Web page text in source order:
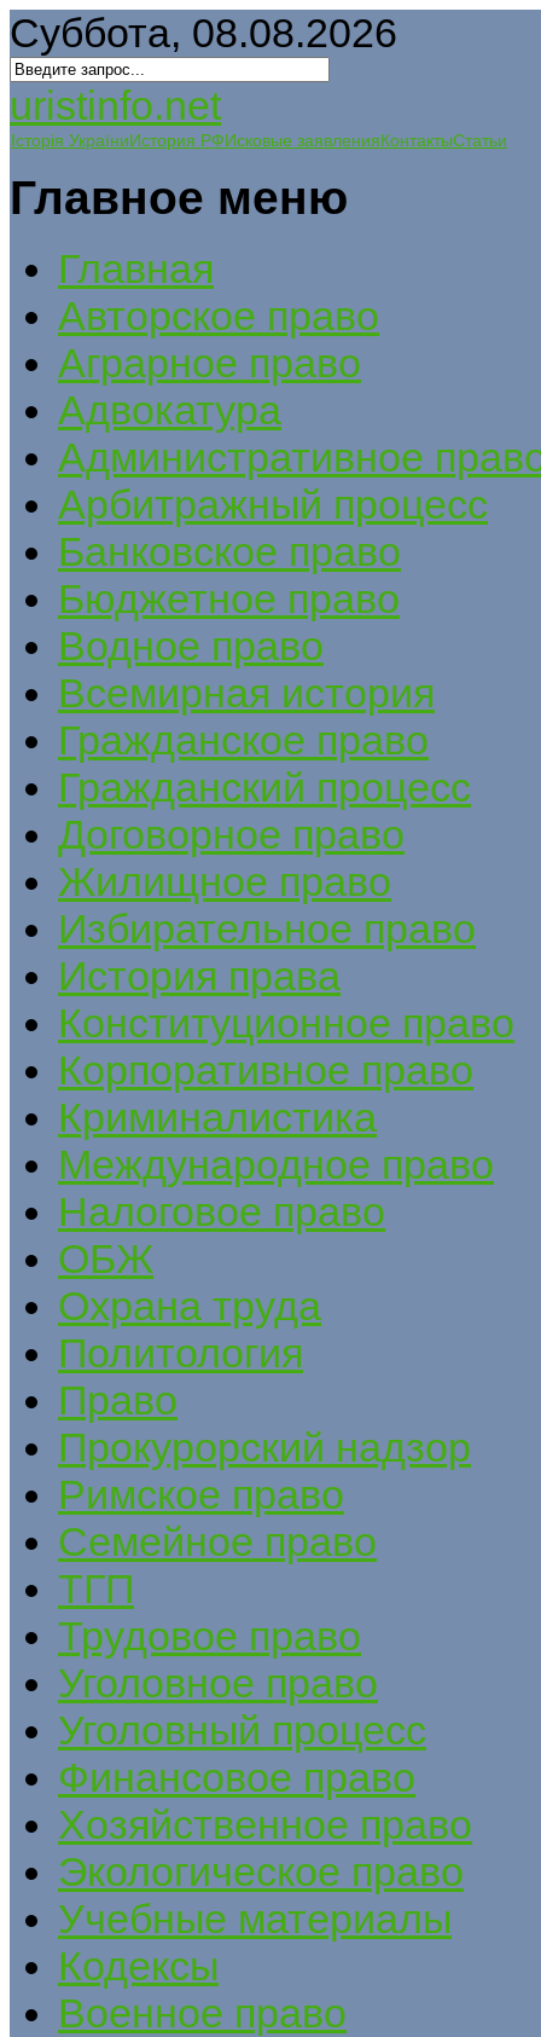
Суббота, 08.08.2026
uristinfo.net
Історія УкраїниИстория РФИсковые заявленияКонтактыСтатьи
Главное меню
Главная
Авторское право
Аграрное право
Адвокатура
Административное
Арбитражный процесс
Банковское право
Бюджетное право
Водное право
Всемирная история
Гражданское право
Гражданский процесс
Договорное право
Жилищное право
Избирательное право
История права
Конституционное право
Корпоративное право
Криминалистика
Международное право
Налоговое право
ОБЖ
Охрана труда
Политология
Право
Прокурорский надзор
Римское право
Семейное право
ТГП
Трудовое право
Уголовное право
Уголовный процесс
Финансовое право
Хозяйственное право
Экологическое право
Учебные материалы
Кодексы
Военное право